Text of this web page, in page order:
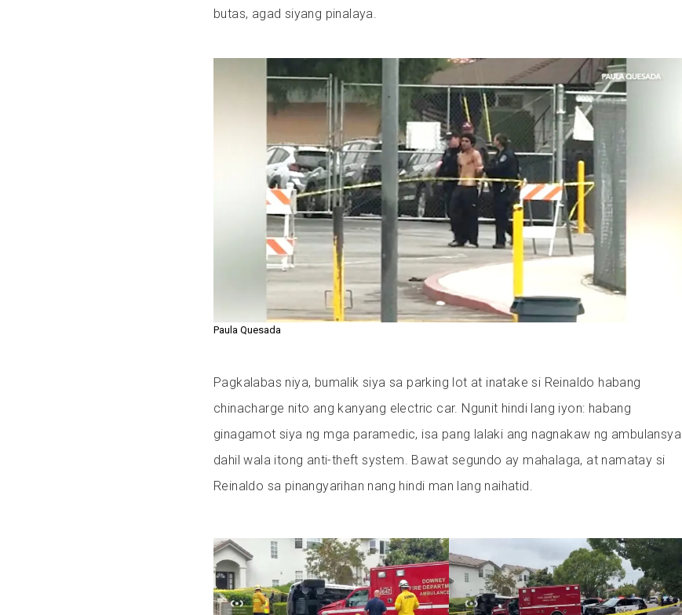
butas, agad siyang pinalaya.
Paula Quesada
Pagkalabas niya, bumalik siya sa parking lot at inatake si Reinaldo habang
chinacharge nito ang kanyang electric car. Ngunit hindi lang iyon: habang
ginagamot siya ng mga paramedic, isa pang lalaki ang nagnakaw ng ambulansya
dahil wala itong anti-theft system. Bawat segundo ay mahalaga, at namatay si
Reinaldo sa pinangyarihan nang hindi man lang naihatid.